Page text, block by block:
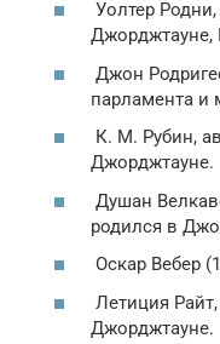
Уолтер
Джорджтауне,
Джон
парламента и
К. М. Рубин,
Джорджтауне.
Душан
родился в
Оскар Вебер
Летиция
Джорджтауне.